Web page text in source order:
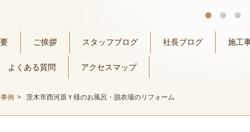
ご挨拶 スタッフブログ 社長ブログ 施工
よくある質問 アクセスマップ
例 > 茨木市西河原Ｙ様のお風呂・脱衣場のリフォーム